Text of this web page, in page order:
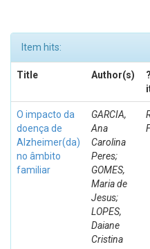
Item hits:
Title Author(s)
O impacto da
doença de
Alzheimer(da)
no âmbito
familiar
GARCIA,
Ana
Carolina
Peres;
GOMES,
Maria de
Jesus;
LOPES,
Daiane
Cristina